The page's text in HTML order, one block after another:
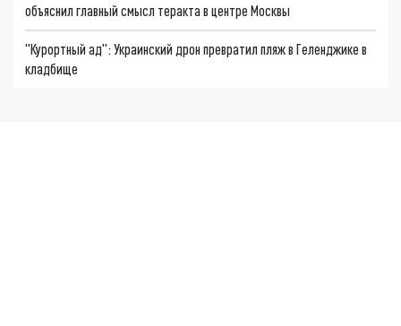
объяснил главный смысл теракта в центре Москвы
"Курортный ад": Украинский дрон превратил пляж в Геленджике в
кладбище